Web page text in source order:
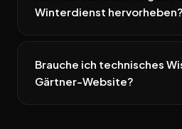
Winterdienst hervorheben?
Brauche ich technisches
Gärtner-Website?